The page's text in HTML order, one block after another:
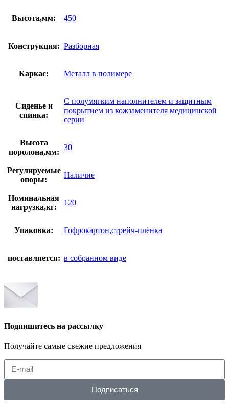
Высота,мм: 450
Конструкция: Разборная
Каркас: Металл в полимере
Сиденье и
спинка:
С полумягким наполнителем и защитным
покрытием из кожзаменителя медицинской
серии
Высота
поролона,мм:
30
Регулируемые
опоры:
Наличие
Номинальная
нагрузка,кг:
120
Упаковка: Гофрокартон,стрейч-плёнка
поставляется: в собранном виде
Подпишитесь на рассылку
Получайте самые свежие предложения
Подписаться